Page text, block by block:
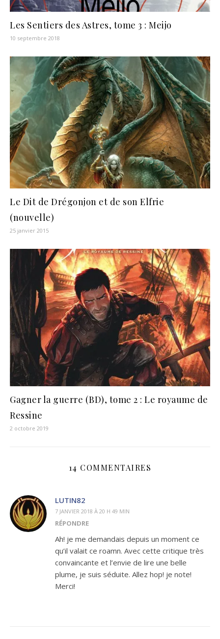
Les Sentiers des Astres, tome 3 : Meijo
10 septembre 2018
Le Dit de Drégonjon et de son Elfrie
(nouvelle)
25 janvier 2015
Gagner la guerre (BD), tome 2 : Le royaume de
Ressine
2 octobre 2019
14 COMMENTAIRES
LUTIN82
7 JANVIER 2018 À 20 H 49 MIN
RÉPONDRE
Ah! je me demandais depuis un moment ce
qu’il valait ce roamn. Avec cette critique très
convaincante et l’envie de lire une belle
plume, je suis séduite. Allez hop! je note!
Merci!